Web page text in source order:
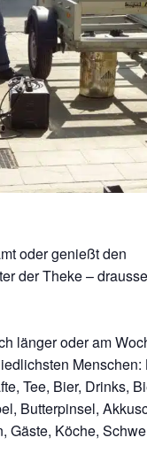
oder genießt den
der Theke –
länger oder am
Menschen:
Tee, Bier, Drinks,
Butterpinsel,
Gäste, Köche,